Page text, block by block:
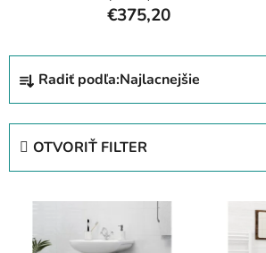
€375,20
R
d
Radiť podľa:Najlacnejšie
OTVORIŤ FILTER